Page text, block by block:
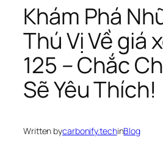
Khám Phá
Thú Vị Về giá
125 – Chắc
Sẽ Yêu Thích!
Written bycarbonify.techinBlog